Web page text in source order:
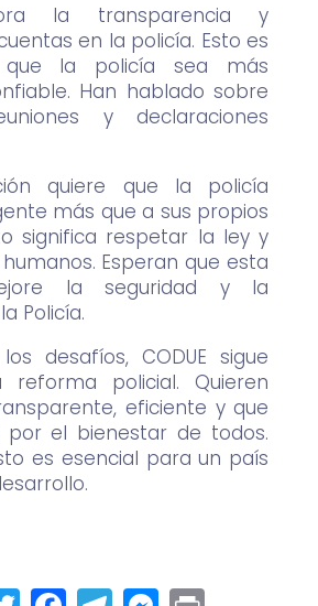
la transparencia y
en la policía. Esto es
la policía sea más
Han hablado sobre
y declaraciones
quiere que la policía
más que a sus propios
significa respetar la ley y
Esperan que esta
la seguridad y la
Policía.
desafíos, CODUE sigue
reforma policial. Quieren
eficiente y que
por el bienestar de todos.
es esencial para un país
TwitterFacebookTelegramMessenger
Print